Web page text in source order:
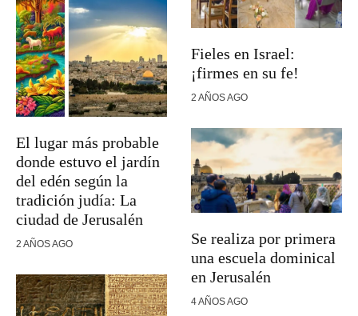
El lugar más probable
donde estuvo el jardín
del edén según la
tradición judía: La
ciudad de Jerusalén
2 AÑOS AGO
Fieles en Israel:
¡firmes en su fe!
2 AÑOS AGO
Se realiza por primera
una escuela dominical
en Jerusalén
4 AÑOS AGO